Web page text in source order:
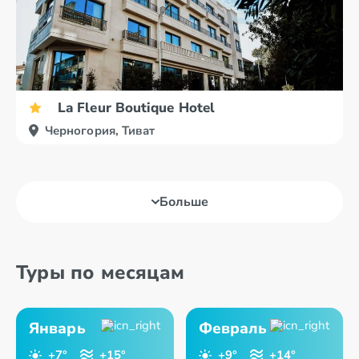
La Fleur Boutique Hotel
Черногория, Тиват
Больше
Туры по месяцам
Январь
+7° +15°
Февраль
+9° +14°